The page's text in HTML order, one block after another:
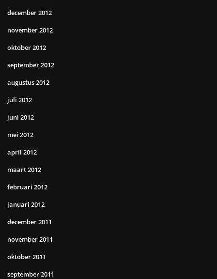
december 2012
november 2012
oktober 2012
september 2012
augustus 2012
juli 2012
juni 2012
mei 2012
april 2012
maart 2012
februari 2012
januari 2012
december 2011
november 2011
oktober 2011
september 2011